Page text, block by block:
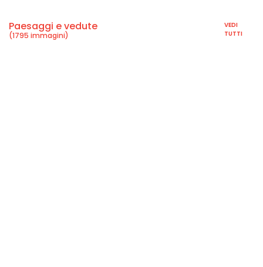
Paesaggi e vedute
(1795 immagini)
VEDI
TUTTI